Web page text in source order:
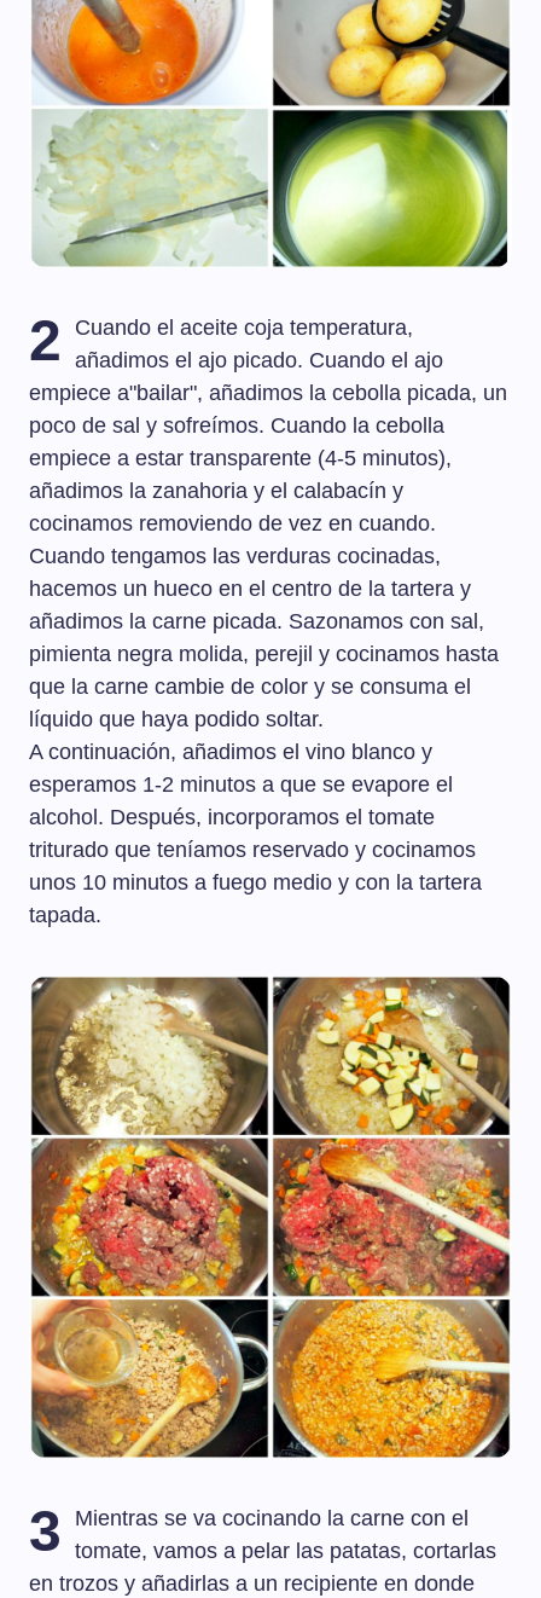
2
Cuando el aceite coja temperatura,
añadimos el ajo picado. Cuando el ajo
empiece a"bailar", añadimos la cebolla picada, un
poco de sal y sofreímos. Cuando la cebolla
empiece a estar transparente (4-5 minutos),
añadimos la zanahoria y el calabacín y
cocinamos removiendo de vez en cuando.
Cuando tengamos las verduras cocinadas,
hacemos un hueco en el centro de la tartera y
añadimos la carne picada. Sazonamos con sal,
pimienta negra molida, perejil y cocinamos hasta
que la carne cambie de color y se consuma el
líquido que haya podido soltar.
A continuación, añadimos el vino blanco y
esperamos 1-2 minutos a que se evapore el
alcohol. Después, incorporamos el tomate
triturado que teníamos reservado y cocinamos
unos 10 minutos a fuego medio y con la tartera
tapada.
3
Mientras se va cocinando la carne con el
tomate, vamos a pelar las patatas, cortarlas
en trozos y añadirlas a un recipiente en donde